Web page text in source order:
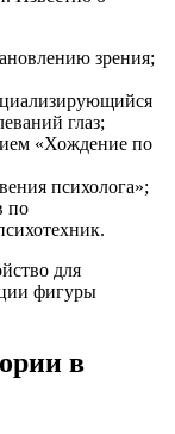
зрения;
глаз;
«Хождение по
психолога»;
по
для
фигуры
в